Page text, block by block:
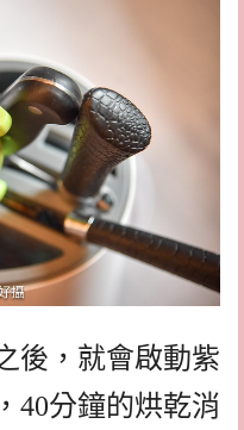
後，就會啟動紫
40分鐘的烘乾消